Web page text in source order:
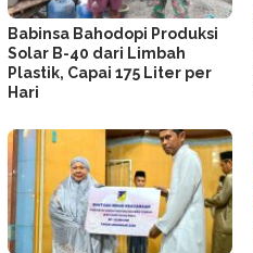
Babinsa Bahodopi Produksi
Solar B-40 dari Limbah
Plastik, Capai 175 Liter per
Hari